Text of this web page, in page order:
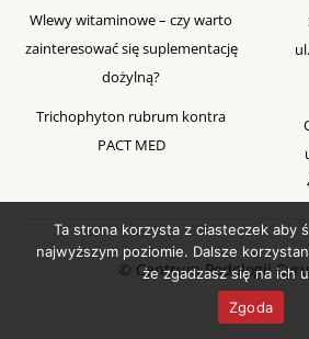
Wlewy witaminowe – czy warto
zainteresować się suplementację
dożylną?
Trichophyton rubrum kontra
PACT MED
© Centrum Podologii
Ta strona korzysta z ciasteczek aby
najwyższym poziomie. Dalsze
że zgadzasz się na ich
Zgoda